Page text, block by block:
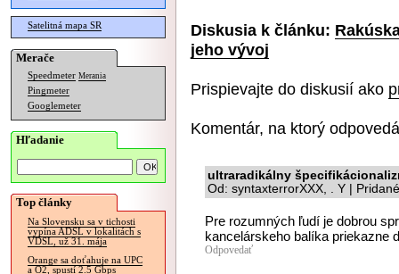
Satelitná mapa SR
Merače
Speedmeter Merania
Pingmeter
Googlemeter
Hľadanie
Top články
Na Slovensku sa v tichosti
vypína ADSL v lokalitách s
VDSL, už 31. mája
Orange sa doťahuje na UPC
a O2, spustí 2.5 Gbps
Diskusia k článku:
jeho vývoj
Prispievajte do diskusií ako
Komentár, na ktorý
ultraradikálny
Od: syntaxterrorXXX, . Y |
Pre rozumných ľudí je dobrou
kancelárskeho balíka priekazne
Odpovedať